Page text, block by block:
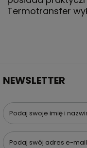
Termotransfer
NEWSLETTER
Podaj swoje imię i
Podaj swój adres e-mail